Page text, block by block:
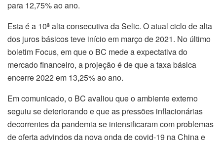
para 12,75% ao ano.
Esta é a 10ª alta consecutiva da Selic. O atual ciclo de alta
dos juros básicos teve início em março de 2021. No último
boletim Focus, em que o BC mede a expectativa do
mercado financeiro, a projeção é de que a taxa básica
encerre 2022 em 13,25% ao ano.
Em comunicado, o BC avaliou que o ambiente externo
seguiu se deteriorando e que as pressões inflacionárias
decorrentes da pandemia se intensificaram com problemas
de oferta advindos da nova onda de covid-19 na China e